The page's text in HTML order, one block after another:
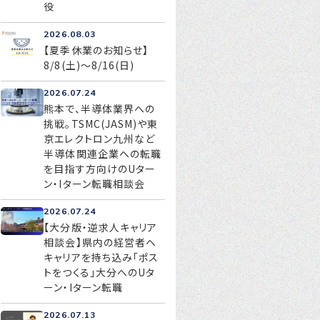
お問い合わせ
プライバシーポリシー
役
2026.08.03
【夏季休業のお知らせ】
8/8(土)～8/16(日)
2026.07.24
熊本で、半導体業界への
挑戦。TSMC(JASM)や東
京エレクトロン九州など
半導体関連企業への転職
を目指す方向けのUター
ン・Iターン転職相談会
2026.07.24
【大分版・逆求人キャリア
相談会】県内の経営者へ
キャリアを持ち込み「ポス
トをつくる」大分へのUタ
ーン・Iターン転職
2026.07.13